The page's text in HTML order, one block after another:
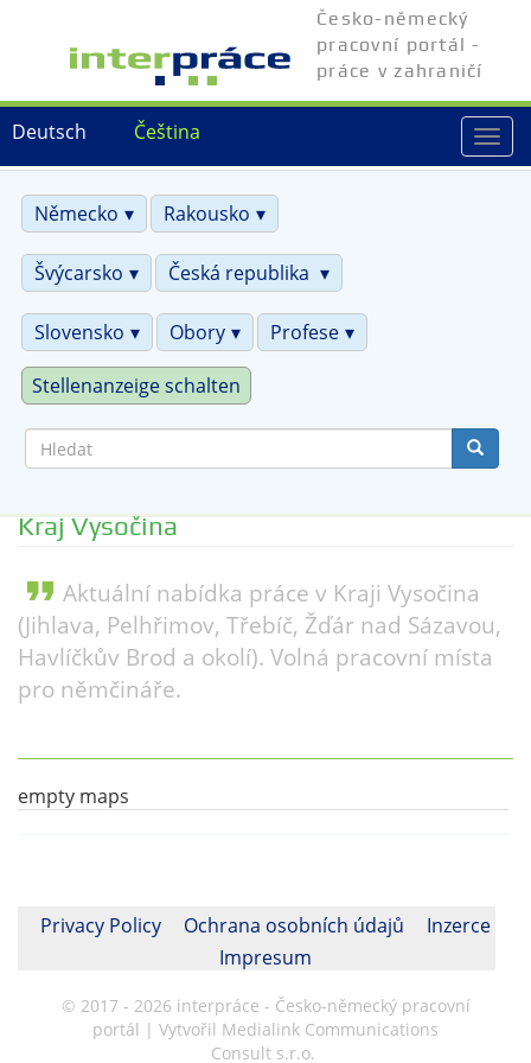
hlavnímu
Čeština
Deutsch
Česko-německý
pracovní portál -
práce v zahraničí
Německo
Rakousko
Švýcarsko Česká republika
Slovensko Obory Profese
Stellenanzeige schalten
Kraj Vysočina
format_quote Aktuální nabídka práce v Kraji Vysočina
(Jihlava, Pelhřimov, Třebíč, Žďár nad Sázavou,
Havlíčkův Brod a okolí). Volná pracovní místa
pro němčináře.
empty maps
Privacy Policy Ochrana osobních údajů
Inzerce
Impresum
© 2017 - 2026 interpráce - Česko-německý pracovní
portál | Vytvořil Medialink Communications
Consult s.r.o.